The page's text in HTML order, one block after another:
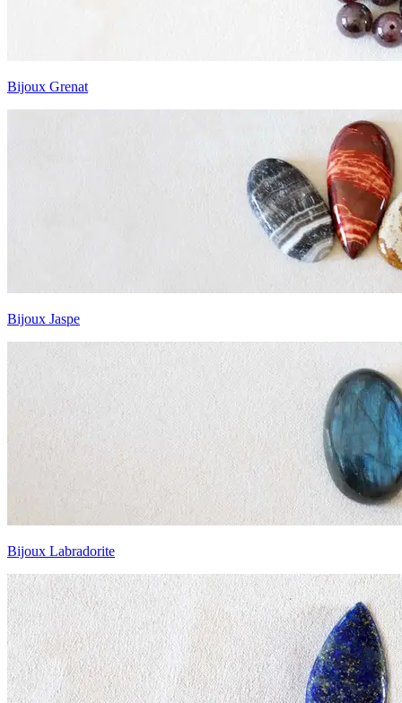
Bijoux Grenat
Bijoux Jaspe
Bijoux Labradorite